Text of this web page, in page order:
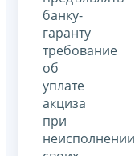
банку-
гаранту
требование
об
уплате
акциза
при
неисполнении